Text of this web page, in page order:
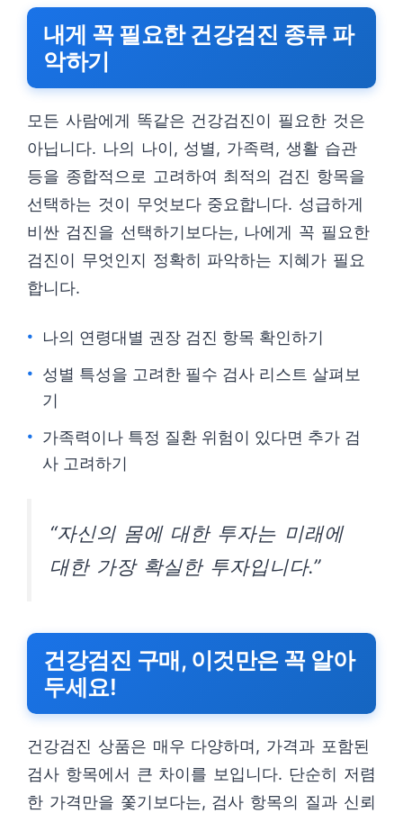
내게 꼭 필요한 건강검진 종류 파
악하기
모든 사람에게 똑같은 건강검진이 필요한 것은
아닙니다. 나의 나이, 성별, 가족력, 생활 습관
등을 종합적으로 고려하여 최적의 검진 항목을
선택하는 것이 무엇보다 중요합니다. 성급하게
비싼 검진을 선택하기보다는, 나에게 꼭 필요한
검진이 무엇인지 정확히 파악하는 지혜가 필요
합니다.
나의 연령대별 권장 검진 항목 확인하기
성별 특성을 고려한 필수 검사 리스트 살펴보
기
가족력이나 특정 질환 위험이 있다면 추가 검
사 고려하기
“자신의 몸에 대한 투자는 미래에
대한 가장 확실한 투자입니다.”
건강검진 구매, 이것만은 꼭 알아
두세요!
건강검진 상품은 매우 다양하며, 가격과 포함된
검사 항목에서 큰 차이를 보입니다. 단순히 저렴
한 가격만을 쫓기보다는, 검사 항목의 질과 신뢰